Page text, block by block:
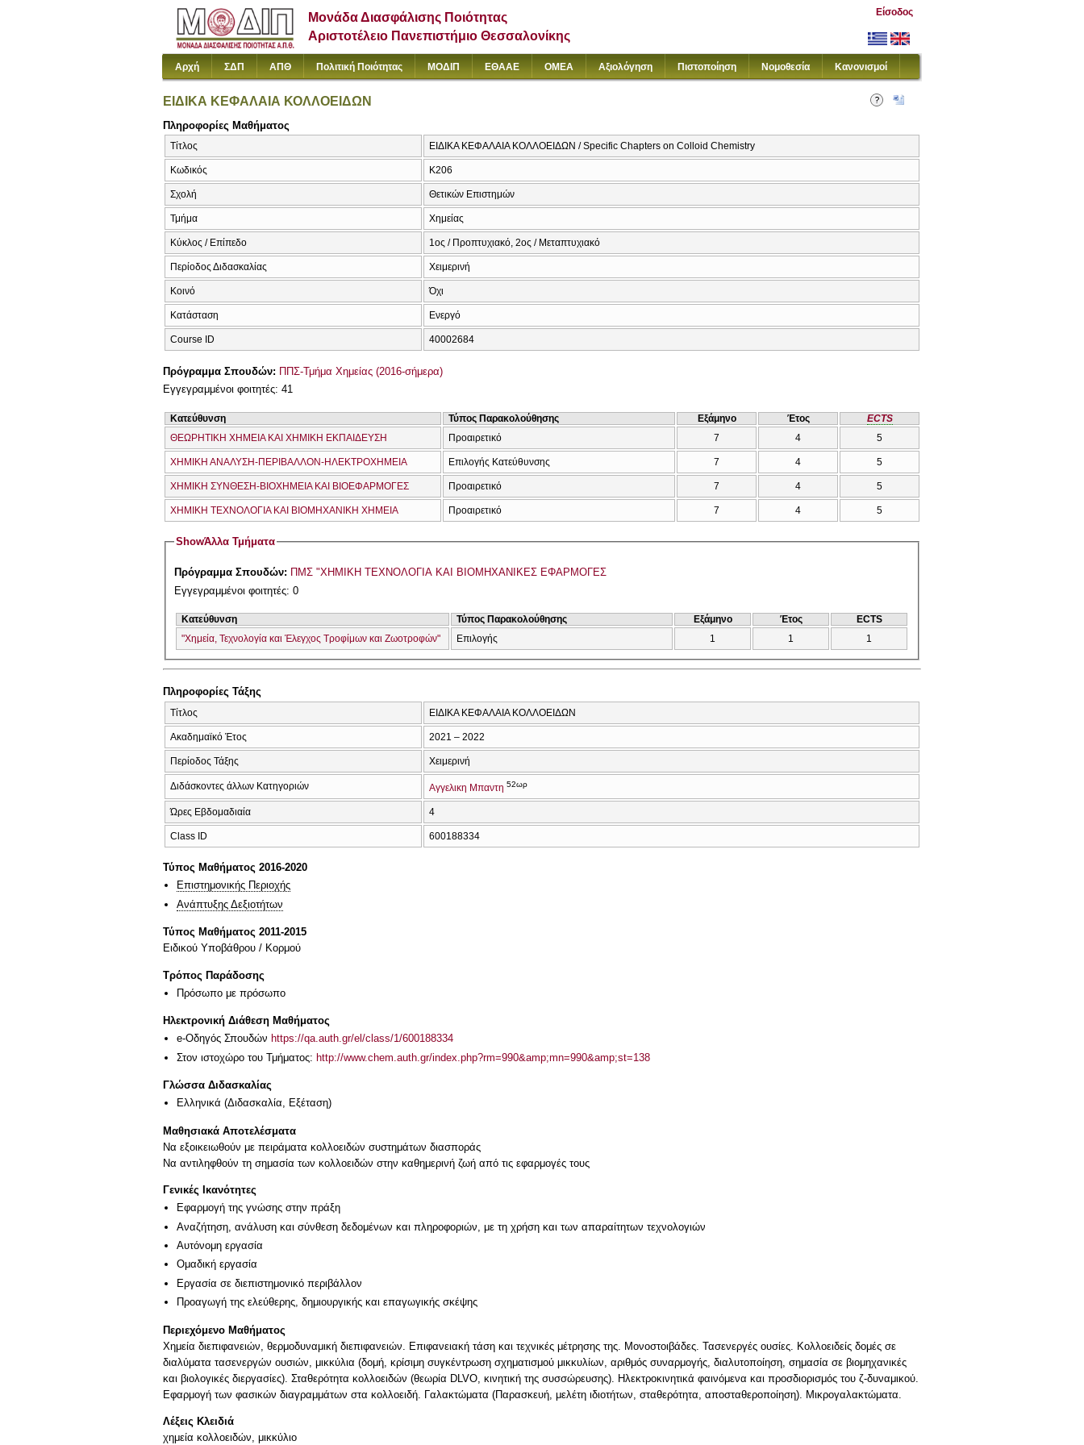
Μονάδα Διασφάλισης Ποιότητας
Αριστοτέλειο Πανεπιστήμιο Θεσσαλονίκης
Είσοδος
Αρχή ΣΔΠ ΑΠΘ Πολιτική Ποιότητας ΜΟΔΙΠ ΕΘΑΑΕ ΟΜΕΑ Αξιολόγηση Πιστοποίηση Νομοθεσία Κανονισμοί
ΕΙΔΙΚΑ ΚΕΦΑΛΑΙΑ ΚΟΛΛΟΕΙΔΩΝ
Πληροφορίες Μαθήματος
Τίτλος ΕΙΔΙΚΑ ΚΕΦΑΛΑΙΑ ΚΟΛΛΟΕΙΔΩΝ / Specific Chapters on Colloid Chemistry
Κωδικός Κ206
Σχολή Θετικών Επιστημών
Τμήμα Χημείας
Κύκλος / Επίπεδο 1ος / Προπτυχιακό, 2ος / Μεταπτυχιακό
Περίοδος Διδασκαλίας Χειμερινή
Κοινό Όχι
Κατάσταση Ενεργό
Course ID 40002684
Πρόγραμμα Σπουδών: ΠΠΣ-Τμήμα Χημείας (2016-σήμερα)
Εγγεγραμμένοι φοιτητές: 41
Κατεύθυνση Τύπος Παρακολούθησης Εξάμηνο Έτος
ECTS
ΘΕΩΡΗΤΙΚΗ ΧΗΜΕΙΑ ΚΑΙ ΧΗΜΙΚΗ ΕΚΠΑΙΔΕΥΣΗ
Προαιρετικό 7 4 5
ΧΗΜΙΚΗ ΑΝΑΛΥΣΗ-ΠΕΡΙΒΑΛΛΟΝ-ΗΛΕΚΤΡΟΧΗΜΕΙΑ Επιλογής Κατεύθυνσης 7 4 5
ΧΗΜΙΚΗ ΣΥΝΘΕΣΗ-ΒΙΟΧΗΜΕΙΑ ΚΑΙ ΒΙΟΕΦΑΡΜΟΓΕΣ Προαιρετικό 7 4 5
ΧΗΜΙΚΗ ΤΕΧΝΟΛΟΓΙΑ ΚΑΙ ΒΙΟΜΗΧΑΝΙΚΗ ΧΗΜΕΙΑ Προαιρετικό 7 4 5
ShowΆλλα Τμήματα
Πρόγραμμα Σπουδών: ΠΜΣ "ΧΗΜΙΚΗ ΤΕΧΝΟΛΟΓΙΑ ΚΑΙ ΒΙΟΜΗΧΑΝΙΚΕΣ ΕΦΑΡΜΟΓΕΣ
Εγγεγραμμένοι φοιτητές: 0
Κατεύθυνση Τύπος Παρακολούθησης Εξάμηνο Έτος
ECTS
"Χημεία, Τεχνολογία και Έλεγχος Τροφίμων και Ζωοτροφών"
Επιλογής 1 1 1
Πληροφορίες Τάξης
Τίτλος ΕΙΔΙΚΑ ΚΕΦΑΛΑΙΑ ΚΟΛΛΟΕΙΔΩΝ
Ακαδημαϊκό Έτος 2021 – 2022
Περίοδος Τάξης Χειμερινή
Διδάσκοντες άλλων Κατηγοριών Αγγελικη Μπαντη 52ωρ
Ώρες Εβδομαδιαία 4
Class ID 600188334
Τύπος Μαθήματος 2016-2020
Επιστημονικής Περιοχής
Ανάπτυξης Δεξιοτήτων
Τύπος Μαθήματος 2011-2015
Ειδικού Υποβάθρου / Κορμού
Τρόπος Παράδοσης
Πρόσωπο με πρόσωπο
Ηλεκτρονική Διάθεση Μαθήματος
e-Οδηγός Σπουδών https://qa.auth.gr/el/class/1/600188334
Στον ιστοχώρο του Τμήματος: http://www.chem.auth.gr/index.php?rm=990&amp;mn=990&amp;st=138
Γλώσσα Διδασκαλίας
Ελληνικά (Διδασκαλία, Εξέταση)
Μαθησιακά Αποτελέσματα
Να εξοικειωθούν με πειράματα κολλοειδών συστημάτων διασποράς
Γενικές Ικανότητες
Εφαρμογή της γνώσης στην πράξη
Αναζήτηση, ανάλυση και σύνθεση δεδομένων και πληροφοριών, με τη χρήση και των απαραίτητων τεχνολογιών
Αυτόνομη εργασία
Ομαδική εργασία
Εργασία σε διεπιστημονικό περιβάλλον
Προαγωγή της ελεύθερης, δημιουργικής και επαγωγικής σκέψης
Περιεχόμενο Μαθήματος
Χημεία διεπιφανειών, θερμοδυναμική διεπιφανειών. Επιφανειακή τάση και τεχνικές μέτρησης της. Μονοστοιβάδες. Τασενεργές ουσίες. Κολλοειδείς δομές σε
διαλύματα τασενεργών ουσιών, μικκύλια (δομή, κρίσιμη συγκέντρωση σχηματισμού μικκυλίων, αριθμός συναρμογής, διαλυτοποίηση, σημασία σε βιομηχανικές
και βιολογικές διεργασίες). Σταθερότητα κολλοειδών (θεωρία DLVO, κινητική της συσσώρευσης). Ηλεκτροκινητικά φαινόμενα και προσδιορισμός του ζ-δυναμικού.
Εφαρμογή των φασικών διαγραμμάτων στα κολλοειδή. Γαλακτώματα (Παρασκευή, μελέτη ιδιοτήτων, σταθερότητα, αποσταθεροποίηση). Μικρογαλακτώματα.
Λέξεις Κλειδιά
χημεία κολλοειδών, μικκύλιο